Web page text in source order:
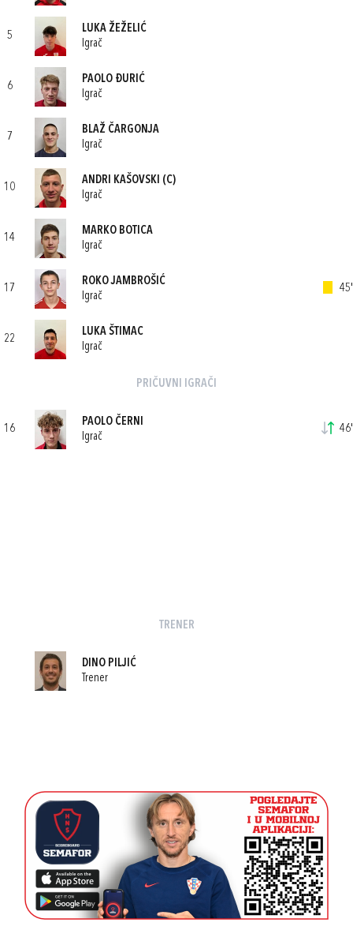
5
LUKA ŽEŽELIĆ
Igrač
6
PAOLO ĐURIĆ
Igrač
7
BLAŽ ČARGONJA
Igrač
10
ANDRI KAŠOVSKI (C)
Igrač
14
MARKO BOTICA
Igrač
17
ROKO JAMBROŠIĆ
Igrač
45'
22
LUKA ŠTIMAC
Igrač
PRIČUVNI IGRAČI
16
PAOLO ČERNI
Igrač
46'
TRENER
DINO PILJIĆ
Trener